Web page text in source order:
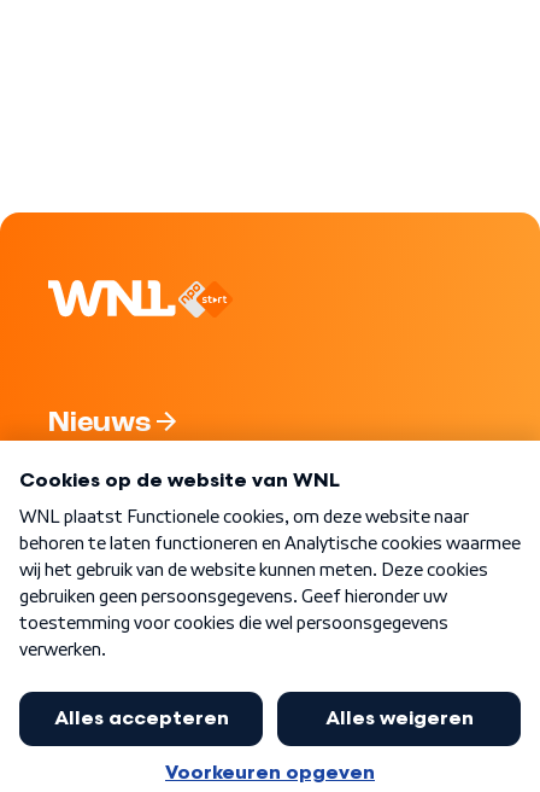
Nieuws
Nieuwsbrief
Word Lid